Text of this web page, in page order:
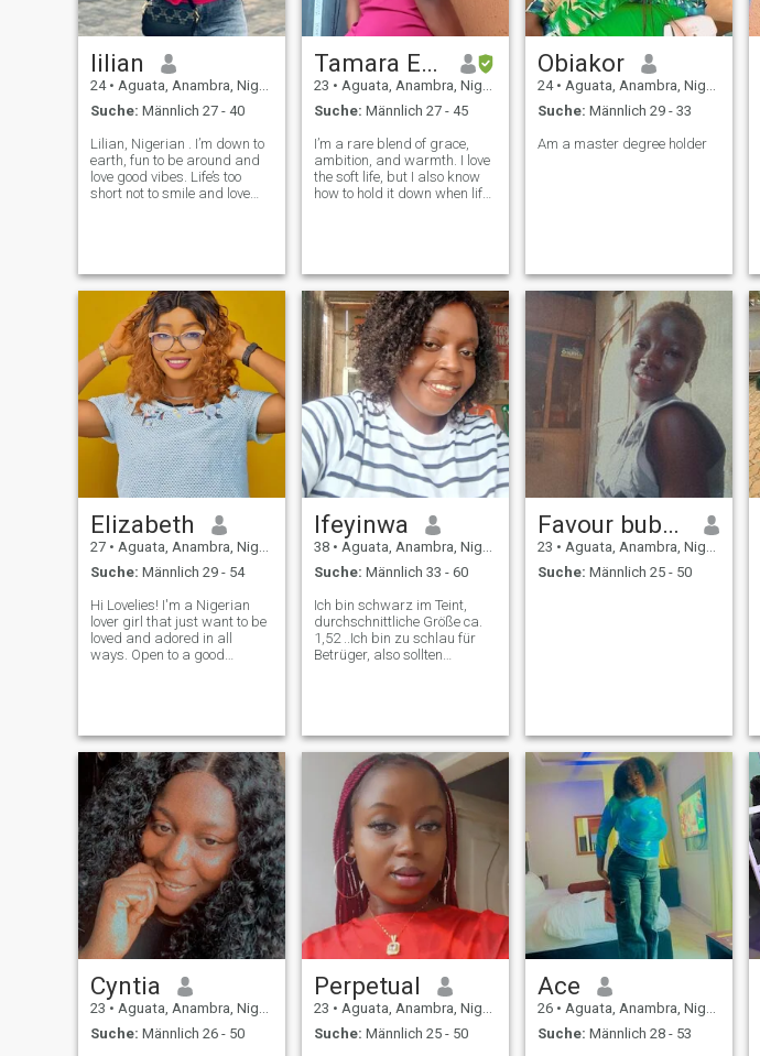
lilian
24 • Aguata, Anambra, Nigeria
Suche: Männlich 27 - 40
Lilian, Nigerian . I’m down to
earth, fun to be around and
love good vibes. Life’s too
short not to smile and love
also a Catholic and I wo
Tamara Eugene
23 • Aguata, Anambra, Nigeria
Suche: Männlich 27 - 45
I’m a rare blend of grace,
ambition, and warmth. I love
the soft life, but I also know
how to hold it down when life
the surface. I believ
Obiakor
24 • Aguata, Anambra, Nigeria
Suche: Männlich 29 - 33
Am a master degree holder
Elizabeth
27 • Aguata, Anambra, Nigeria
Suche: Männlich 29 - 54
Hi Lovelies! I'm a Nigerian
lover girl that just want to be
loved and adored in all
ways. Open to a good
Ifeyinwa
38 • Aguata, Anambra, Nigeria
Suche: Männlich 33 - 60
Ich bin schwarz im Teint,
durchschnittliche Größe ca.
1,52 ..Ich bin zu schlau für
Betrüger, also sollten
bin ich nicht in bitte
Favour bubbles
23 • Aguata, Anambra, Nigeria
Suche: Männlich 25 - 50
Cyntia
23 • Aguata, Anambra, Nigeria
Suche: Männlich 26 - 50
Perpetual
23 • Aguata, Anambra, Nigeria
Suche: Männlich 25 - 50
Ace
26 • Aguata, Anambra, Nigeria
Suche: Männlich 28 - 53